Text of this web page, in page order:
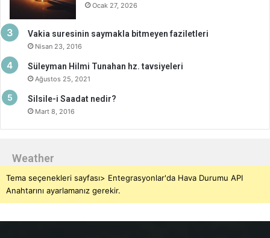
Ocak 27, 2026
Vakia suresinin saymakla bitmeyen faziletleri
Nisan 23, 2016
Süleyman Hilmi Tunahan hz. tavsiyeleri
Ağustos 25, 2021
Silsile-i Saadat nedir?
Mart 8, 2016
Weather
Tema seçenekleri sayfası> Entegrasyonlar'da Hava Durumu API
Anahtarını ayarlamanız gerekir.